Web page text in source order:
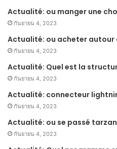
Actualité: ou manger une
กันยายน 4, 2023
Actualité: ou acheter autour
กันยายน 4, 2023
Actualité: Quel est la
กันยายน 4, 2023
Actualité: connecteur
กันยายน 4, 2023
Actualité: ou se passé tarzan
กันยายน 4, 2023